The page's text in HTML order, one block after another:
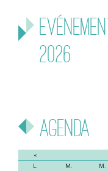
2026
Agenda
«
L.
M. M.